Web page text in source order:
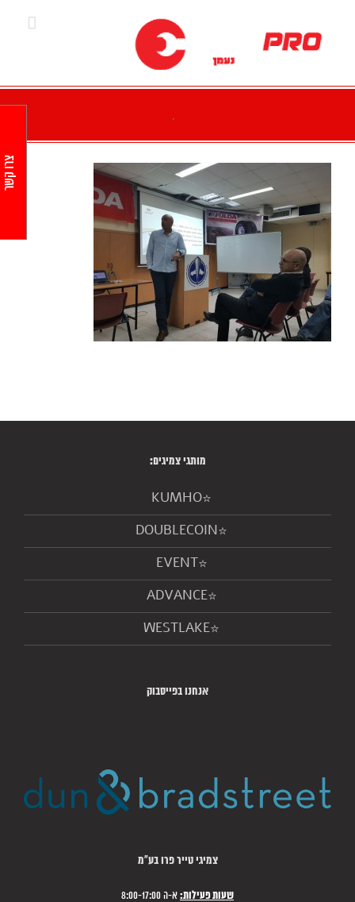
content
מותגי צמיגים:
KUMHO
DOUBLECOIN
EVENT
ADVANCE
WESTLAKE
אנחנו בפייסבוק
צמיגי טייר פרו בע"מ
שעות פעילות: א-ה 8:00-17:00
צרו קשר